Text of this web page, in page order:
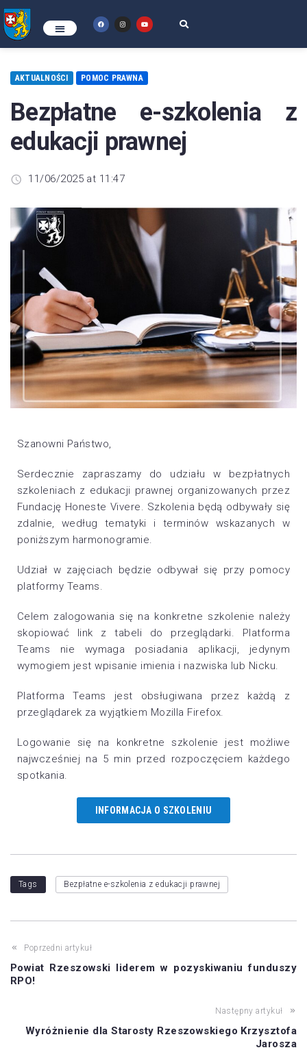
AKTUALNOŚCI POMOC PRAWNA
Bezpłatne e-szkolenia z
edukacji prawnej
11/06/2025 at 11:47
Szanowni Państwo,
Serdecznie zapraszamy do udziału w bezpłatnych
szkoleniach z edukacji prawnej organizowanych przez
Fundację Honeste Vivere. Szkolenia będą odbywały się
zdalnie, według tematyki i terminów wskazanych w
poniższym harmonogramie.
Udział w zajęciach będzie odbywał się przy pomocy
platformy Teams.
Celem zalogowania się na konkretne szkolenie należy
skopiować link z tabeli do przeglądarki. Platforma
Teams nie wymaga posiadania aplikacji, jedynym
wymogiem jest wpisanie imienia i nazwiska lub Nicku.
Platforma Teams jest obsługiwana przez każdą z
przeglądarek za wyjątkiem Mozilla Firefox.
Logowanie się na konkretne szkolenie jest możliwe
najwcześniej na 5 min przed rozpoczęciem każdego
spotkania.
INFORMACJA O SZKOLENIU
Tags Bezpłatne e-szkolenia z edukacji prawnej
Poprzedni artykuł
Powiat Rzeszowski liderem w pozyskiwaniu funduszy
RPO!
Następny artykuł
Wyróżnienie dla Starosty Rzeszowskiego Krzysztofa
Jarosza